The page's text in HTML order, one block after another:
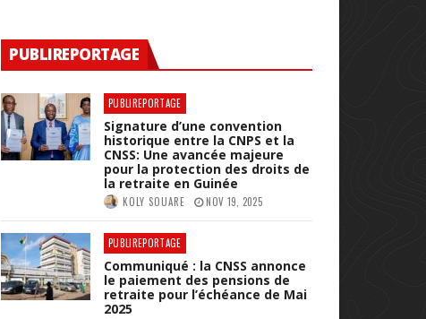
PUBLIREPORTAGE
PUBLIREPORTAGE
Signature d’une convention
historique entre la CNPS et la
CNSS: Une avancée majeure
pour la protection des droits de
la retraite en Guinée
KOLY SOUARE NOV 19, 2025
PUBLIREPORTAGE
Communiqué : la CNSS annonce
le paiement des pensions de
retraite pour l’échéance de Mai
2025